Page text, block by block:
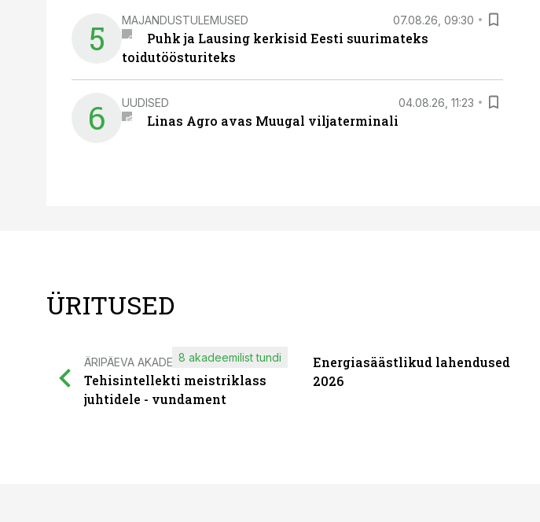
5 MAJANDUSTULEMUSED 07.08.26, 09:30
Puhk ja Lausing kerkisid Eesti suurimateks
toidutöösturiteks
6 UUDISED 04.08.26, 11:23
Linas Agro avas Muugal viljaterminali
ÜRITUSED
ÄRIPÄEVA AKADEEMIA
Tehisintellekti meistriklass
juhtidele - vundament
8 akadeemilist tundi
Energiasäästlikud lahendused
2026